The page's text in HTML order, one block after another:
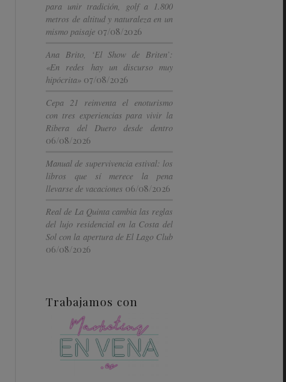
para unir tradición, golf a 1.800
metros de altitud y naturaleza en un
mismo paisaje 07/08/2026
Ana Brito, ‘El Show de Briten’:
«En redes hay un discurso muy
hipócrita» 07/08/2026
Cepa 21 reinventa el enoturismo
con tres experiencias para vivir la
Ribera del Duero desde dentro
06/08/2026
Manual de supervivencia estival: los
libros que sí merece la pena
llevarse de vacaciones 06/08/2026
Real de La Quinta cambia las reglas
del lujo residencial en la Costa del
Sol con la apertura de El Lago Club
06/08/2026
Trabajamos con